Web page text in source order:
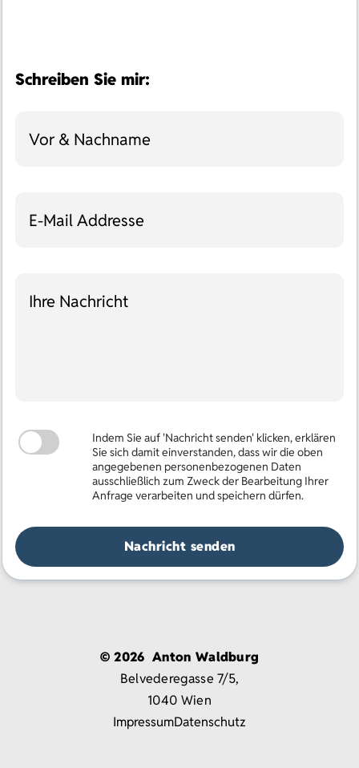
Schreiben Sie mir:
Vor & Nachname
E-Mail Addresse
Ihre Nachricht
Indem Sie auf 'Nachricht senden' klicken, erklären
Sie sich damit einverstanden, dass wir die oben
angegebenen personenbezogenen Daten
ausschließlich zum Zweck der Bearbeitung Ihrer
Anfrage verarbeiten und speichern dürfen.
Nachricht senden
©2026 Anton Waldburg
Belvederegasse 7/5,
1040 Wien
ImpressumDatenschutz